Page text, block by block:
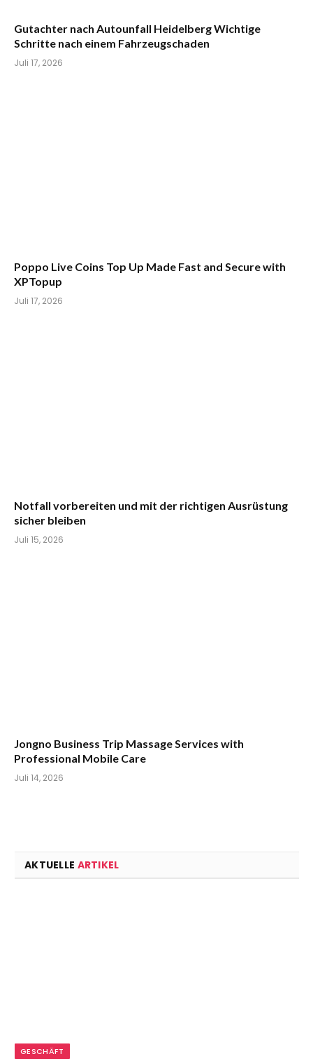
Gutachter nach Autounfall Heidelberg Wichtige
Schritte nach einem Fahrzeugschaden
Juli 17, 2026
Poppo Live Coins Top Up Made Fast and Secure with
XPTopup
Juli 17, 2026
Notfall vorbereiten und mit der richtigen Ausrüstung
sicher bleiben
Juli 15, 2026
Jongno Business Trip Massage Services with
Professional Mobile Care
Juli 14, 2026
AKTUELLE ARTIKEL
GESCHÄFT